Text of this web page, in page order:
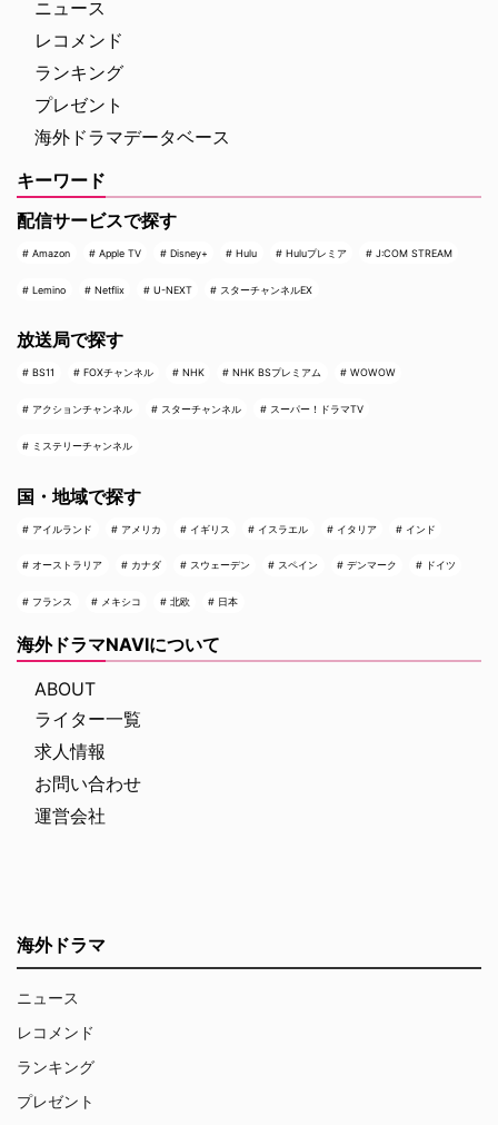
ニュース
レコメンド
ランキング
プレゼント
海外ドラマデータベース
キーワード
配信サービスで探す
Amazon Apple TV Disney+ Hulu Huluプレミア J:COM STREAM
Lemino Netflix U-NEXT スターチャンネルEX
放送局で探す
BS11 FOXチャンネル NHK NHK BSプレミアム WOWOW
アクションチャンネル スターチャンネル スーパー！ドラマTV
ミステリーチャンネル
国・地域で探す
アイルランド アメリカ イギリス イスラエル イタリア インド
オーストラリア カナダ スウェーデン スペイン デンマーク ドイツ
フランス メキシコ 北欧 日本
海外ドラマNAVIについて
ABOUT
ライター一覧
求人情報
お問い合わせ
運営会社
海外ドラマ
ニュース
レコメンド
ランキング
プレゼント